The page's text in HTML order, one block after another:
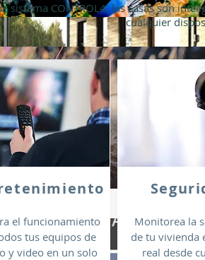
sistema CONTROL4, las casas son
cualquier
el funcionamiento
tus equipos de
y video en un solo
Monitorea la
de tu vivienda
real desde